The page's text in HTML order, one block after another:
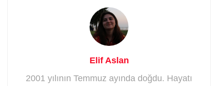
Elif Aslan
2001 yılının Temmuz ayında doğdu. Hayatı